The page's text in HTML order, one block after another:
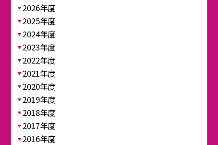
2026年度
2025年度
2024年度
2023年度
2022年度
2021年度
2020年度
2019年度
2018年度
2017年度
2016年度